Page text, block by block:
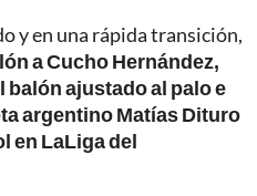
y en una rápida transición,
a Cucho Hernández,
ajustado al palo e
argentino Matías Dituro
en LaLiga del